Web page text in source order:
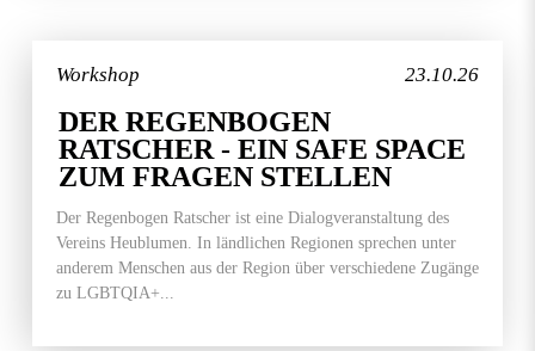
23.10.26
Workshop
DER REGENBOGEN
RATSCHER - EIN SAFE SPACE
ZUM FRAGEN STELLEN
Der Regenbogen Ratscher ist eine Dialogveranstaltung des
Vereins Heublumen. In ländlichen Regionen sprechen unter
anderem Menschen aus der Region über verschiedene Zugänge
zu LGBTQIA+...